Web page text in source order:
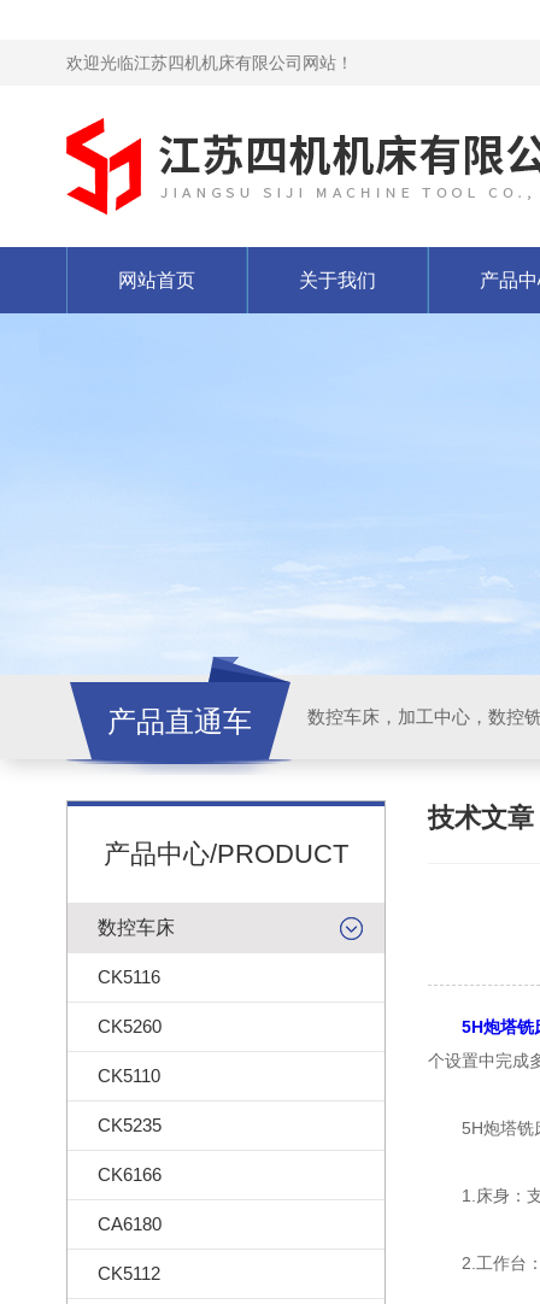
欢迎光临江苏四机机床有限公司网站！
网站首页 关于我们 产品
产品直通车
产品中心/PRODUCT
数控车床
CK5116
CK5260
CK5110
CK5235
CK6166
CA6180
CK5112
技术文章
5H炮塔铣
个设置中完成
5H炮塔铣床
1.床身：支
2.工作台：